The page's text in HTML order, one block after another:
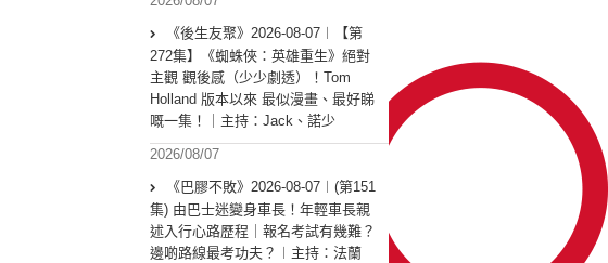
《後生友聚》2026-08-07︱【第
272集】《蜘蛛俠：英雄重生》絕對
主觀 觀後感（少少劇透）！Tom
Holland 版本以來 最似漫畫、最好睇
嘅一集！｜主持：Jack、諾少
2026/08/07
《巴膠不敗》2026-08-07︱(第151
集) 由巴士迷變身車長！年輕車長親
述入行心路歷程｜報名考試有幾難？
邊啲路線最考功夫？︱主持：法蘭